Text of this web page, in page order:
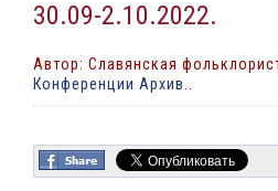
30.09-2.10.2022.
Автор: Славянская
Конференции Архив